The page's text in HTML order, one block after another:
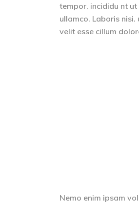
tempor. incididu nt
ullamco. Laboris
velit esse cillum
Nemo enim ipsam